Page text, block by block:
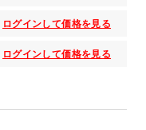
ログインして価格を見る
ログインして価格を見る